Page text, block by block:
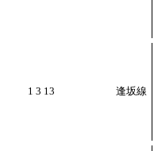
1 3 13 逢坂線